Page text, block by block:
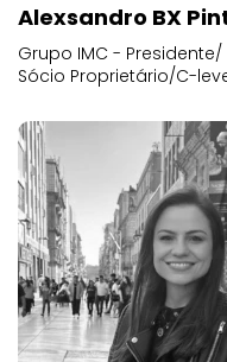
Alexsandro BX
Grupo IMC - Presidente/
Sócio Proprietário/C-